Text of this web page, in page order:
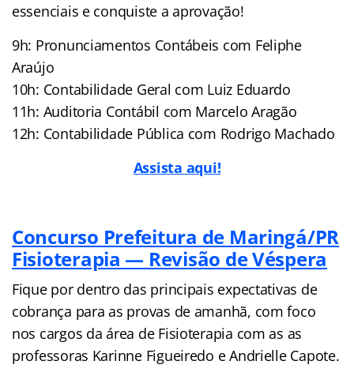
essenciais e conquiste a aprovação!
9h: Pronunciamentos Contábeis com Feliphe
Araújo
10h: Contabilidade Geral com Luiz Eduardo
11h: Auditoria Contábil com Marcelo Aragão
12h: Contabilidade Pública com Rodrigo Machado
Assista aqui!
Concurso Prefeitura de Maringá/PR
Fisioterapia — Revisão de Véspera
Fique por dentro das principais expectativas de
cobrança para as provas de amanhã, com foco
nos cargos da área de Fisioterapia com as as
professoras Karinne Figueiredo e Andrielle Capote.